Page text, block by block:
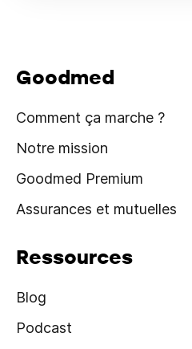
Goodmed
Comment ça marche ?
Notre mission
Goodmed Premium
Assurances et mutuelles
Ressources
Blog
Podcast